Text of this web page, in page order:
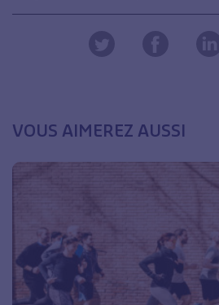
VOUS AIMEREZ AUSSI